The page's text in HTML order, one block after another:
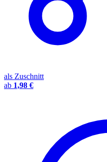
als Zuschnitt
ab 1,98 €